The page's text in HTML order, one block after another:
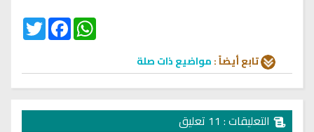
Twitter
FacebookWhatsApp
تابع أيضاً :مواضيع ذات صلة
التعليقات : 11 تعليق